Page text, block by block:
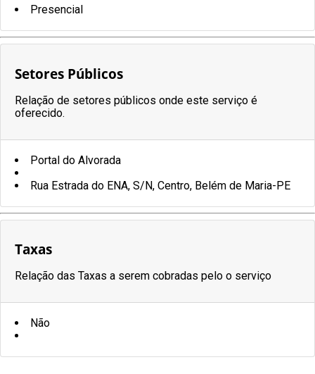
Presencial
Setores Públicos
Relação de setores públicos onde este serviço é
oferecido.
Portal do Alvorada
Rua Estrada do ENA, S/N, Centro, Belém de Maria-PE
Taxas
Relação das Taxas a serem cobradas pelo o serviço
Não